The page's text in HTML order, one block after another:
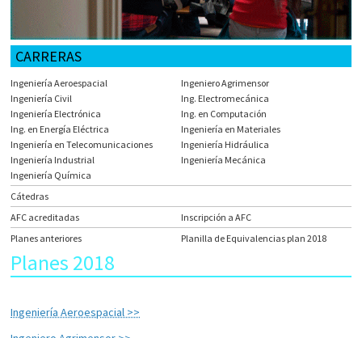
CARRERAS
Ingeniería Aeroespacial
Ingeniero Agrimensor
Ingeniería Civil
Ing. Electromecánica
Ingeniería Electrónica
Ing. en Computación
Ing. en Energía Eléctrica
Ingeniería en Materiales
Ingeniería en Telecomunicaciones
Ingeniería Hidráulica
Ingeniería Industrial
Ingeniería Mecánica
Ingeniería Química
Cátedras
AFC acreditadas
Inscripción a AFC
Planes anteriores
Planilla de Equivalencias plan 2018
Planes 2018
Ingeniería Aeroespacial >>